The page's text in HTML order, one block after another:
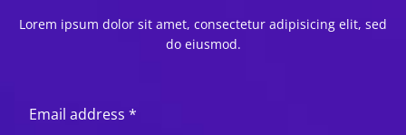
Lorem ipsum dolor sit amet, consectetur adipisicing elit, sed
do eiusmod.